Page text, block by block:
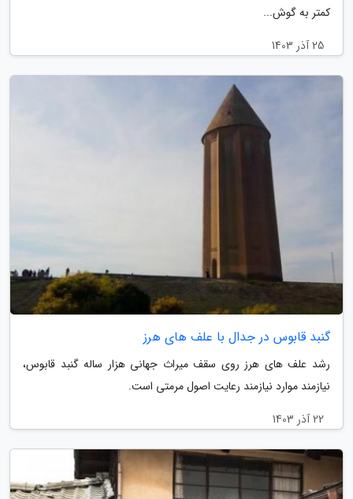
کمتر به گوش...
25 آذر 1403
گنبد قابوس در جدال با علف های هرز
رشد علف های هرز روی سقف میراث جهانی هزار ساله گنبد قابوس،
نیازمند موارد نیازمند رعایت اصول مرمتی است.
22 آذر 1403